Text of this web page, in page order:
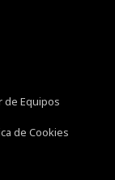
Equipos
de Cookies